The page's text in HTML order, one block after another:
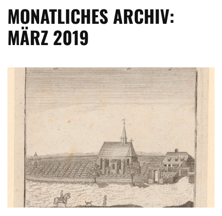
MONATLICHES ARCHIV:
MÄRZ 2019